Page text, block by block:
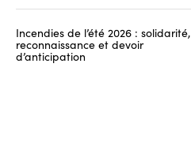
Incendies de l’été 2026 : solidarité,
reconnaissance et devoir
d’anticipation